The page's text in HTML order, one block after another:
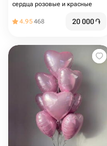
сердца розовые и красные
4.95468 20 000֏